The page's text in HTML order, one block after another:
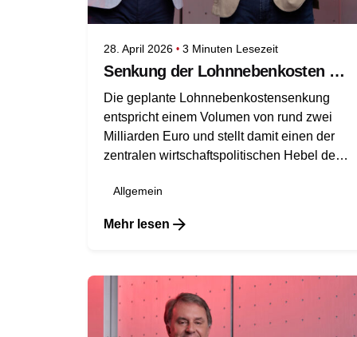
28. April 2026 3 Minuten Lesezeit
Senkung der Lohnnebenkosten wichtiger Schritt für den Standort
Die geplante Lohnnebenkostensenkung
entspricht einem Volumen von rund zwei
Milliarden Euro und stellt damit einen der
zentralen wirtschaftspolitischen Hebel des
Allgemein
Mehr lesen